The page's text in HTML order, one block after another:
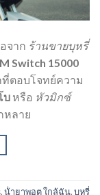
จาก ร้านขายบุหรี่
M Switch 15000
ตอบโจทย์ความ
บ หรือ หัวมิกซ์
ลาย
,น้ํายาพอต ใกล้ฉัน,บุหรี่